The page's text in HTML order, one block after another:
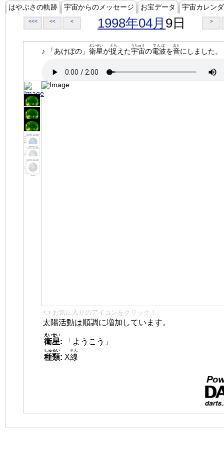
はやぶさの軌跡 宇宙からのメッセージ お宝データ 宇宙カレン
<<< << < 1998年04月 9日 >
♪ 「あけぼの」 衛星
えいせい
が捉
とら
えた宇宙
うちゅう
の電波
でんぱ
を音
おと
にしました。
👈 お気に入りのアイコンをクリック！
太陽活動は順調に増加しています。
衛星
えいせい
:
「ようこう」
種類
しゅるい
: X線
せん